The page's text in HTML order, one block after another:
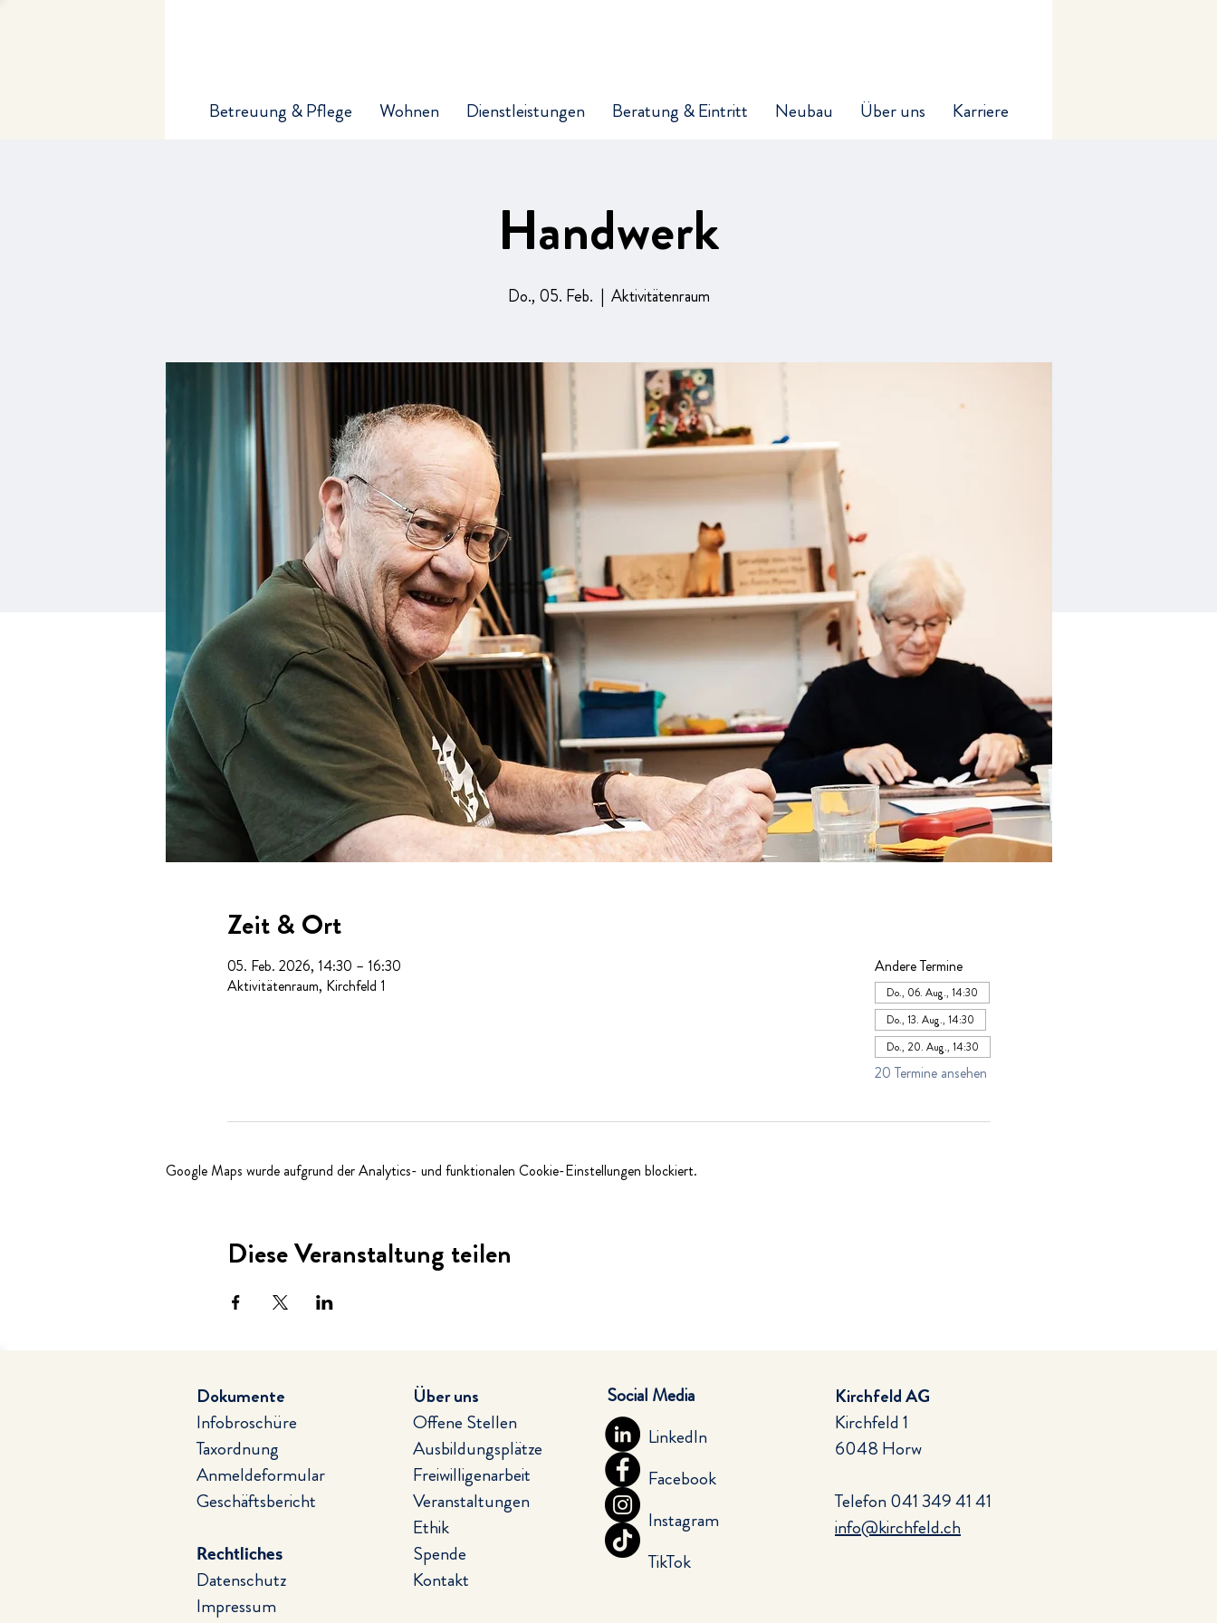
Betreuung & Pflege Wohnen Dienstleistungen Beratung & Eintritt Neubau Über uns Karriere
Handwerk
Do., 05. Feb.
  |
Aktivitätenraum
Zeit & Ort
05. Feb. 2026, 14:30 – 16:30
Aktivitätenraum, Kirchfeld 1
Andere Termine
Do., 06. Aug., 14:30
Do., 13. Aug., 14:30
Do., 20. Aug., 14:30
20 Termine ansehen
Google Maps wurde aufgrund der Analytics- und funktionalen Cookie-Einstellungen blockiert.
Diese Veranstaltung teilen
Dokumente
Infobroschüre
Taxordnung
Anmeldeformular
Geschäftsbericht
Rechtliches
Datenschutz
Impressum
Über uns
Offene Stellen
Ausbildungsplätze
Freiwilligenarbeit
Veranstaltungen
Ethik
Spende
Kontakt
LinkedIn
Facebook
Instagram
TikTok
Social Media
Kirchfeld AG
Kirchfeld 1
6048 Horw
Telefon041 349 41 41
info@kirchfeld.ch